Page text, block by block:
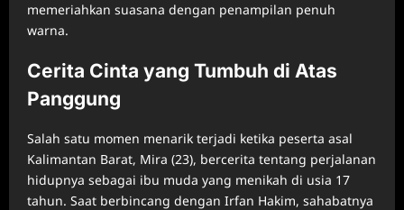
memeriahkan suasana dengan penampilan penuh
warna.
Cerita Cinta yang Tumbuh di Atas
Panggung
Salah satu momen menarik terjadi ketika peserta asal
Kalimantan Barat, Mira (23), bercerita tentang perjalanan
hidupnya sebagai ibu muda yang menikah di usia 17
tahun. Saat berbincang dengan Irfan Hakim, sahabatnya